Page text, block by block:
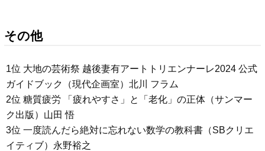
その他
1位 大地の芸術祭 越後妻有アートトリエンナーレ2024 公式
ガイドブック（現代企画室）北川 フラム
2位 糖質疲労 「疲れやすさ」と「老化」の正体（サンマー
ク出版）山田 悟
3位 一度読んだら絶対に忘れない数学の教科書（SBクリエ
イティブ）永野裕之